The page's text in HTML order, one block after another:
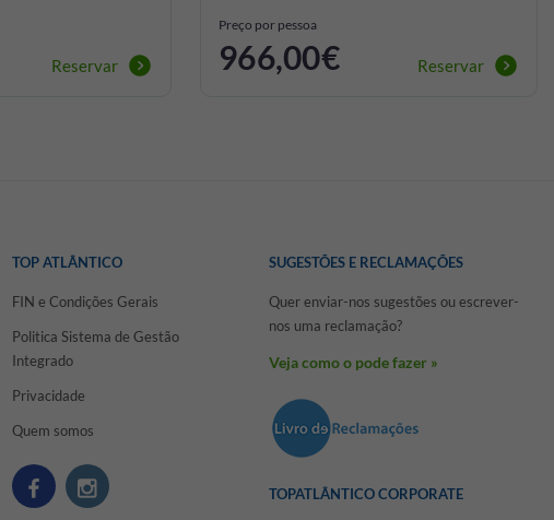
Reservar
Preço por pessoa
966,00€ Reservar
TOP ATLÂNTICO
FIN e Condições Gerais
Politica Sistema de Gestão
Integrado
Privacidade
Quem somos
SUGESTÕES E RECLAMAÇÕES
Quer enviar-nos sugestões ou escrever-
nos uma reclamação?
Veja como o pode fazer »
TOPATLÂNTICO CORPORATE